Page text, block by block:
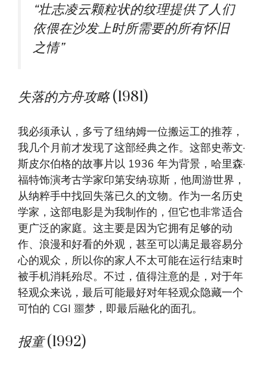
“壮志凌云颗粒状的纹理提供了人们
依偎在沙发上时所需要的所有怀旧
之情”
失落的方舟攻略(1981)
我必须承认，多亏了纽纳姆一位搬运工的推荐，
我几个月前才发现了这部经典之作。这部史蒂文·
斯皮尔伯格的故事片以 1936 年为背景，哈里森·
福特饰演考古学家印第安纳·琼斯，他周游世界，
从纳粹手中找回失落已久的文物。作为一名历史
学家，这部电影是为我制作的，但它也非常适合
更广泛的家庭。这主要是因为它拥有足够的动
作、浪漫和好看的外观，甚至可以满足最容易分
心的观众，所以你的家人不太可能在运行结束时
被手机消耗殆尽。不过，值得注意的是，对于年
轻观众来说，最后可能最好对年轻观众隐藏一个
可怕的 CGI 噩梦，即最后融化的面孔。
报童(1992)